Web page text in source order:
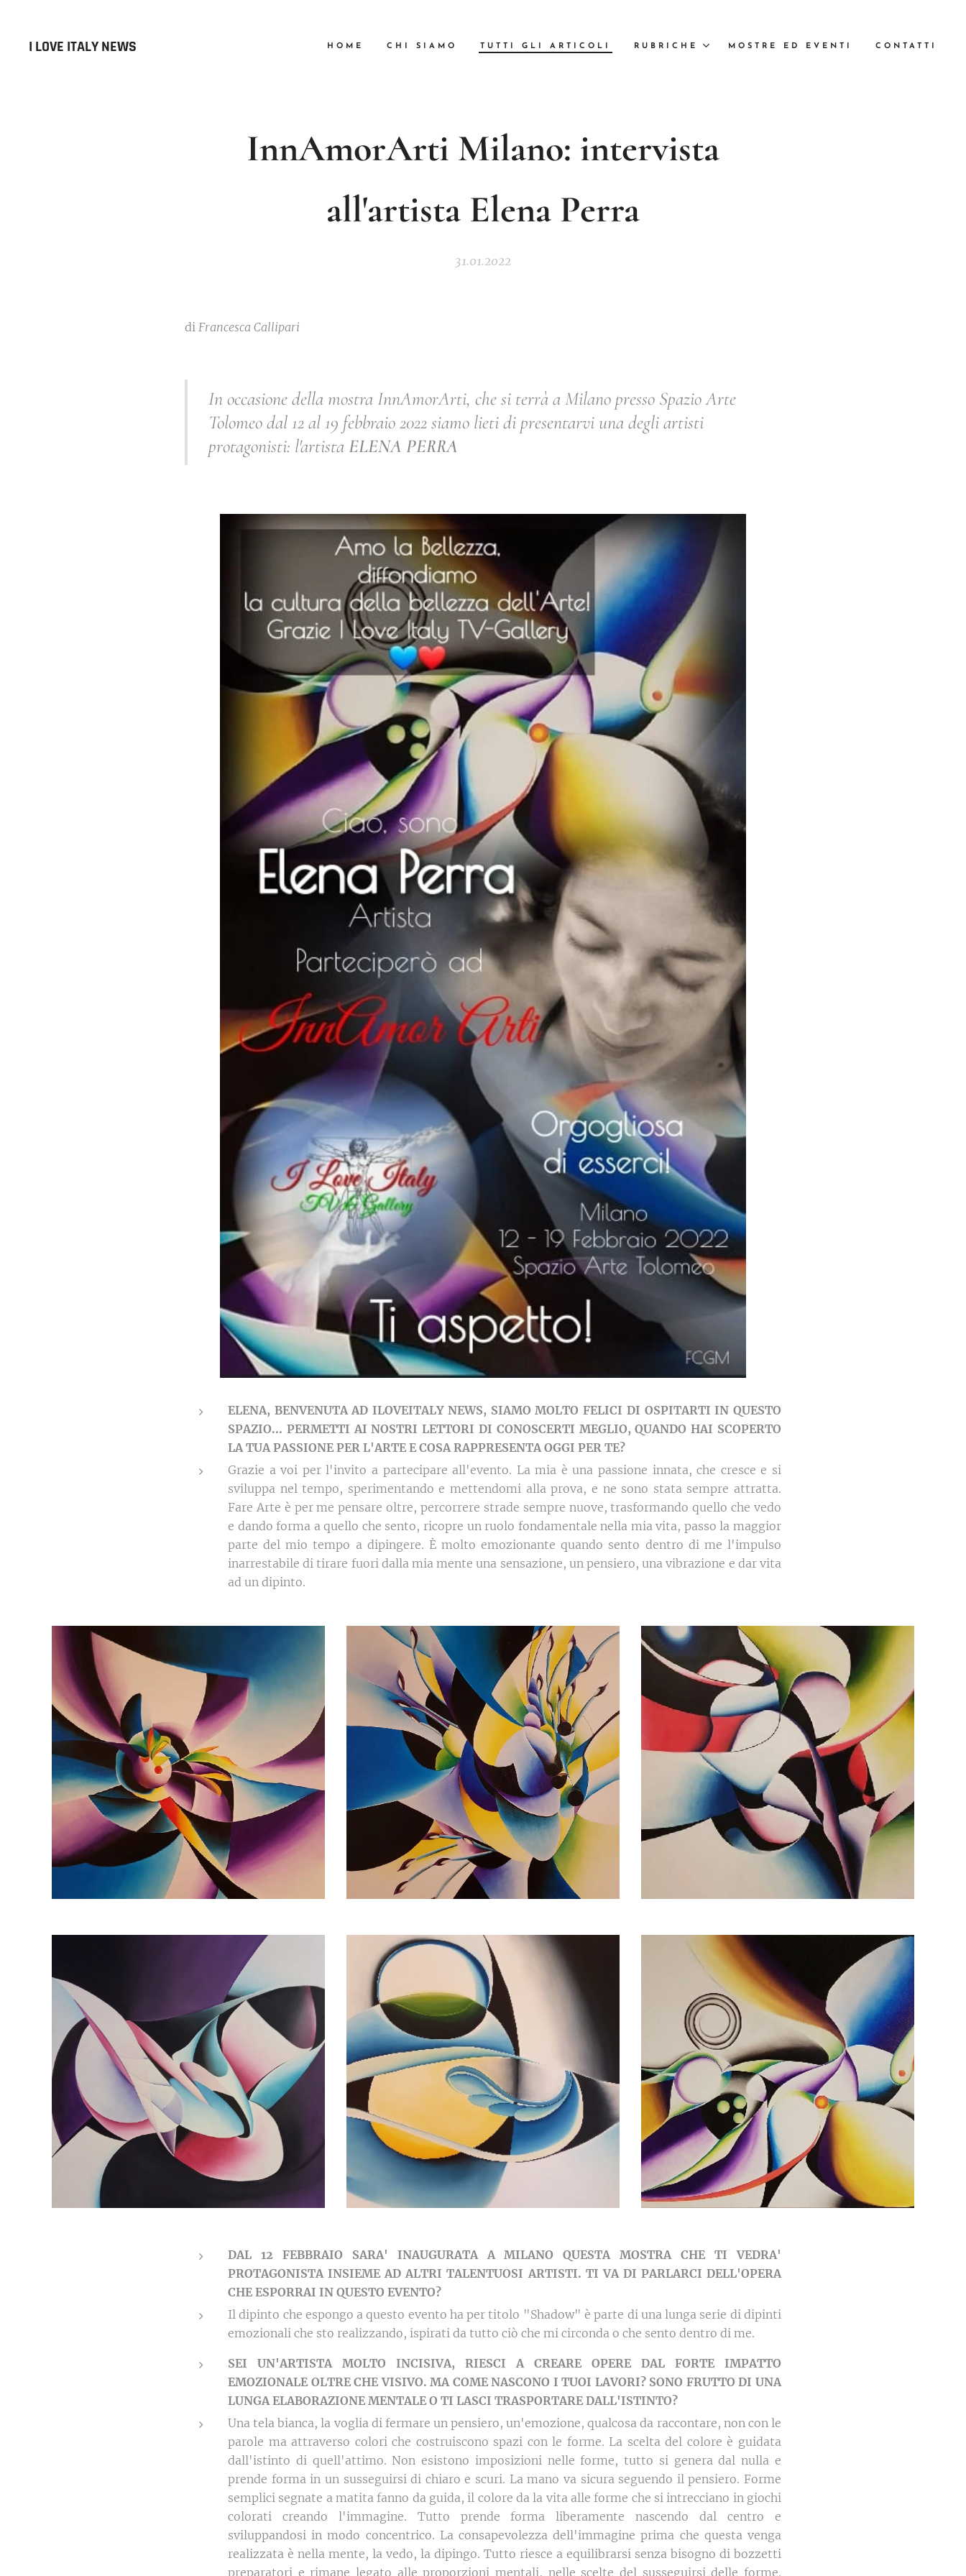
I LOVE ITALY NEWS HOME CHI SIAMO TUTTI GLI ARTICOLI RUBRICHE MOSTRE ED EVENTI CONTATTI
InnAmorArti Milano: intervista
all'artista Elena Perra
31.01.2022
di Francesca Callipari
In occasione della mostra InnAmorArti, che si terrà a Milano presso Spazio Arte
Tolomeo dal 12 al 19 febbraio 2022 siamo lieti di presentarvi una degli artisti
protagonisti: l'artista ELENA PERRA
ELENA, BENVENUTA AD ILOVEITALY NEWS, SIAMO MOLTO FELICI DI OSPITARTI IN QUESTO
SPAZIO... PERMETTI AI NOSTRI LETTORI DI CONOSCERTI MEGLIO, QUANDO HAI SCOPERTO
LA TUA PASSIONE PER L'ARTE E COSA RAPPRESENTA OGGI PER TE?
Grazie a voi per l'invito a partecipare all'evento. La mia è una passione innata, che cresce e si
sviluppa nel tempo, sperimentando e mettendomi alla prova, e ne sono stata sempre attratta.
Fare Arte è per me pensare oltre, percorrere strade sempre nuove, trasformando quello che vedo
e dando forma a quello che sento, ricopre un ruolo fondamentale nella mia vita, passo la maggior
parte del mio tempo a dipingere. È molto emozionante quando sento dentro di me l'impulso
inarrestabile di tirare fuori dalla mia mente una sensazione, un pensiero, una vibrazione e dar vita
ad un dipinto.
DAL 12 FEBBRAIO SARA' INAUGURATA A MILANO QUESTA MOSTRA CHE TI VEDRA'
PROTAGONISTA INSIEME AD ALTRI TALENTUOSI ARTISTI. TI VA DI PARLARCI DELL'OPERA
CHE ESPORRAI IN QUESTO EVENTO?
Il dipinto che espongo a questo evento ha per titolo "Shadow" è parte di una lunga serie di dipinti
emozionali che sto realizzando, ispirati da tutto ciò che mi circonda o che sento dentro di me.
SEI UN'ARTISTA MOLTO INCISIVA, RIESCI A CREARE OPERE DAL FORTE IMPATTO
EMOZIONALE OLTRE CHE VISIVO. MA COME NASCONO I TUOI LAVORI? SONO FRUTTO DI UNA
LUNGA ELABORAZIONE MENTALE O TI LASCI TRASPORTARE DALL'ISTINTO?
Una tela bianca, la voglia di fermare un pensiero, un'emozione, qualcosa da raccontare, non con le
parole ma attraverso colori che costruiscono spazi con le forme. La scelta del colore è guidata
dall'istinto di quell'attimo. Non esistono imposizioni nelle forme, tutto si genera dal nulla e
prende forma in un susseguirsi di chiaro e scuri. La mano va sicura seguendo il pensiero. Forme
semplici segnate a matita fanno da guida, il colore da la vita alle forme che si intrecciano in giochi
colorati creando l'immagine. Tutto prende forma liberamente nascendo dal centro e
sviluppandosi in modo concentrico. La consapevolezza dell'immagine prima che questa venga
realizzata è nella mente, la vedo, la dipingo. Tutto riesce a equilibrarsi senza bisogno di bozzetti
preparatori e rimane legato alle proporzioni mentali, nelle scelte del susseguirsi delle forme.